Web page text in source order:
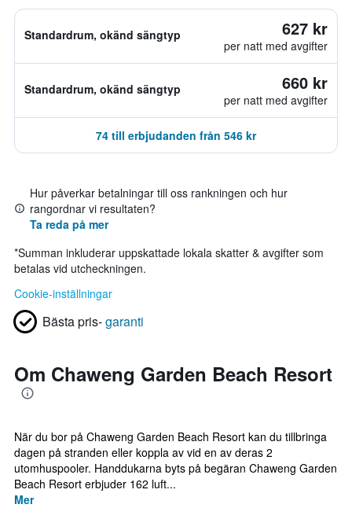
Standardrum, okänd sängtyp 627 kr
per natt med avgifter
Standardrum, okänd sängtyp 660 kr
per natt med avgifter
74 till erbjudanden från 546 kr
Hur påverkar betalningar till oss rankningen och hur
rangordnar vi resultaten?
Ta reda på mer
*Summan inkluderar uppskattade lokala skatter & avgifter som
betalas vid utcheckningen.
Cookie-inställningar
Bästa pris-garanti
Om Chaweng Garden Beach Resort
När du bor på Chaweng Garden Beach Resort kan du tillbringa
dagen på stranden eller koppla av vid en av deras 2
utomhuspooler. Handdukarna byts på begäran Chaweng Garden
Beach Resort erbjuder 162 luft...
Mer